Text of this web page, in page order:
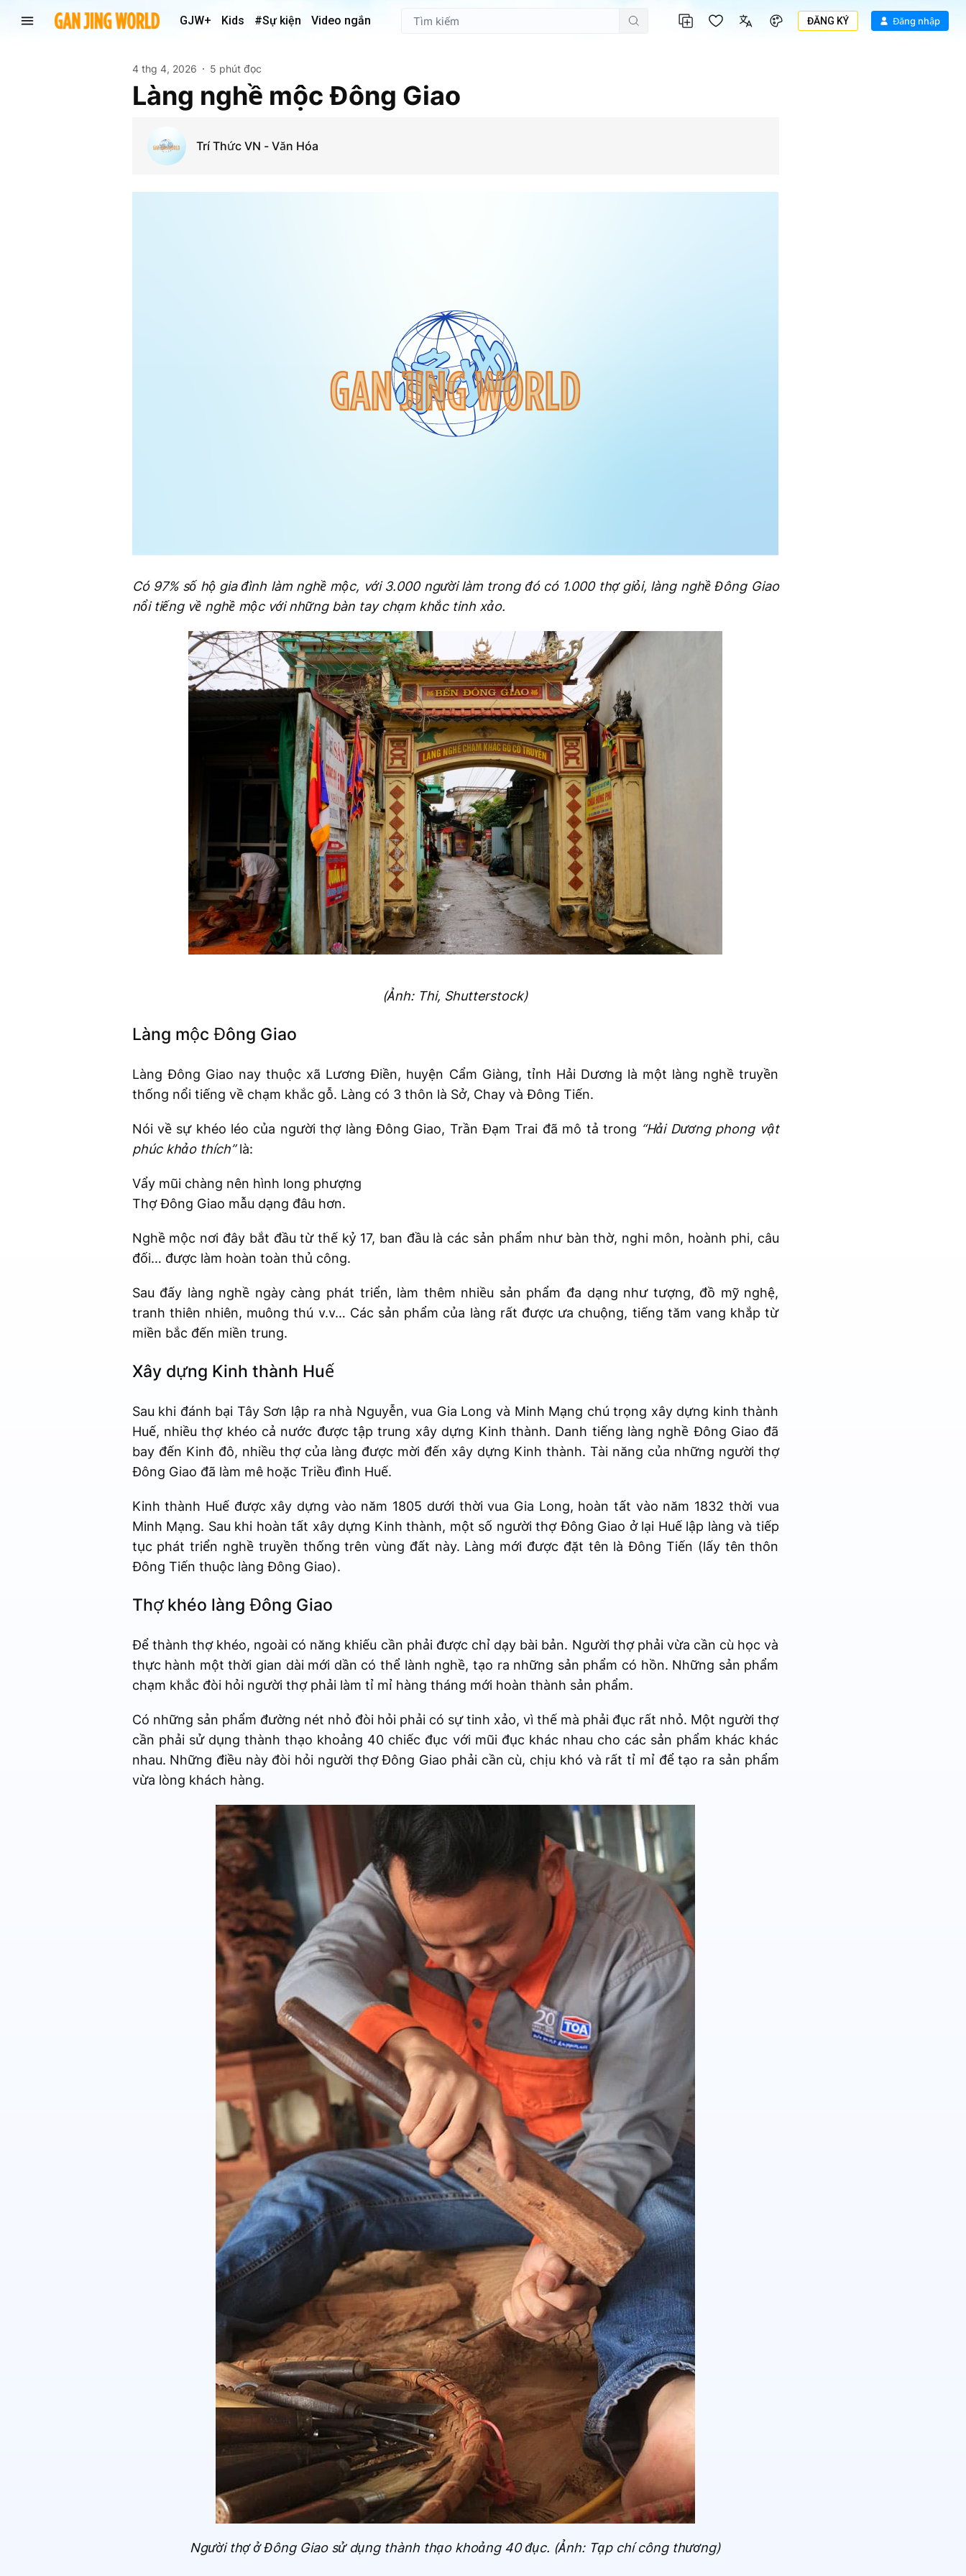
GJW+ Kids #Sự kiện Video ngắn ĐĂNG KÝ Đăng nhập
4 thg 4, 2026 5 phút đọc
Làng nghề mộc Đông Giao
Trí Thức VN - Văn Hóa
Có 97% số hộ gia đình làm nghề mộc, với 3.000 người làm trong đó có 1.000 thợ giỏi, làng nghề Đông Giao
nổi tiếng về nghề mộc với những bàn tay chạm khắc tinh xảo.
(Ảnh: Thi, Shutterstock)
Làng mộc Đông Giao
Làng Đông Giao nay thuộc xã Lương Điền, huyện Cẩm Giàng, tỉnh Hải Dương là một làng nghề truyền
thống nổi tiếng về chạm khắc gỗ. Làng có 3 thôn là Sở, Chay và Đông Tiến.
Nói về sự khéo léo của người thợ làng Đông Giao, Trần Đạm Trai đã mô tả trong “Hải Dương phong vật
phúc khảo thích”là:
Vẩy mũi chàng nên hình long phượng
Thợ Đông Giao mẫu dạng đâu hơn.
Nghề mộc nơi đây bắt đầu từ thế kỷ 17, ban đầu là các sản phẩm như bàn thờ, nghi môn, hoành phi, câu
đối… được làm hoàn toàn thủ công.
Sau đấy làng nghề ngày càng phát triển, làm thêm nhiều sản phẩm đa dạng như tượng, đồ mỹ nghệ,
tranh thiên nhiên, muông thú v.v… Các sản phẩm của làng rất được ưa chuộng, tiếng tăm vang khắp từ
miền bắc đến miền trung.
Xây dựng Kinh thành Huế
Sau khi đánh bại Tây Sơn lập ra nhà Nguyễn, vua Gia Long và Minh Mạng chú trọng xây dựng kinh thành
Huế, nhiều thợ khéo cả nước được tập trung xây dựng Kinh thành. Danh tiếng làng nghề Đông Giao đã
bay đến Kinh đô, nhiều thợ của làng được mời đến xây dựng Kinh thành. Tài năng của những người thợ
Đông Giao đã làm mê hoặc Triều đình Huế.
Kinh thành Huế được xây dựng vào năm 1805 dưới thời vua Gia Long, hoàn tất vào năm 1832 thời vua
Minh Mạng. Sau khi hoàn tất xây dựng Kinh thành, một số người thợ Đông Giao ở lại Huế lập làng và tiếp
tục phát triển nghề truyền thống trên vùng đất này. Làng mới được đặt tên là Đông Tiến (lấy tên thôn
Đông Tiến thuộc làng Đông Giao).
Thợ khéo làng Đông Giao
Để thành thợ khéo, ngoài có năng khiếu cần phải được chỉ dạy bài bản. Người thợ phải vừa cần cù học và
thực hành một thời gian dài mới dần có thể lành nghề, tạo ra những sản phẩm có hồn. Những sản phẩm
chạm khắc đòi hỏi người thợ phải làm tỉ mỉ hàng tháng mới hoàn thành sản phẩm.
Có những sản phẩm đường nét nhỏ đòi hỏi phải có sự tinh xảo, vì thế mà phải đục rất nhỏ. Một người thợ
cần phải sử dụng thành thạo khoảng 40 chiếc đục với mũi đục khác nhau cho các sản phẩm khác khác
nhau. Những điều này đòi hỏi người thợ Đông Giao phải cần cù, chịu khó và rất tỉ mỉ để tạo ra sản phẩm
vừa lòng khách hàng.
Người thợ ở Đông Giao sử dụng thành thạo khoảng 40 đục. (Ảnh: Tạp chí công thương)